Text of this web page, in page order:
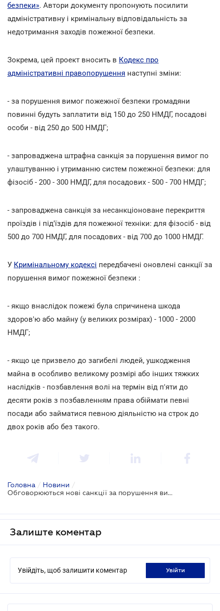
безпеки». Автори документу пропонують посилити
адміністративну і кримінальну відповідальність за
недотримання заходів пожежної безпеки.
Зокрема, цей проект вносить в Кодекс про
адміністративні правопорушення наступні зміни:
- за порушення вимог пожежної безпеки громадяни
повинні будуть заплатити від 150 до 250 НМДГ, посадові
особи - від 250 до 500 НМДГ;
- запроваджена штрафна санкція за порушення вимог по
улаштуванню і утриманню систем пожежної безпеки: для
фізосіб - 200 - 300 НМДГ, для посадових - 500 - 700 НМДГ;
- запроваджена санкція за несанкціоноване перекриття
проїздів і під'їздів для пожежної техніки: для фізосіб - від
500 до 700 НМДГ, для посадових - від 700 до 1000 НМДГ.
У Кримінальному кодексі передбачені оновлені санкції за
порушення вимог пожежної безпеки :
- якщо внаслідок пожежі була спричинена шкода
здоров'ю або майну (у великих розмірах) - 1000 - 2000
НМДГ;
- якщо це призвело до загибелі людей, ушкодження
майна в особливо великому розмірі або інших тяжких
наслідків - позбавлення волі на термін від п'яти до
десяти років з позбавленням права обіймати певні
посади або займатися певною діяльністю на строк до
двох років або без такого.
Головна / Новини /
Обговорюються нові санкції за порушення вимог пожежної безпеки
Залиште коментар
Увійдіть, щоб залишити коментар увійти